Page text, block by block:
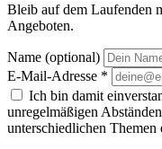
Bleib auf dem Laufenden
Angeboten.
Name (optional)
E-Mail-Adresse *
Ich bin damit
unregelmäßigen
unterschiedlichen Themen